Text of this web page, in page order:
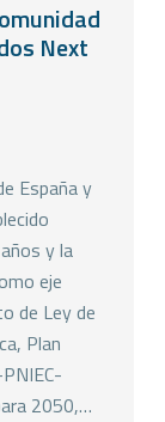
Next
España y
y la
eje
de Ley de
Plan
2050,…